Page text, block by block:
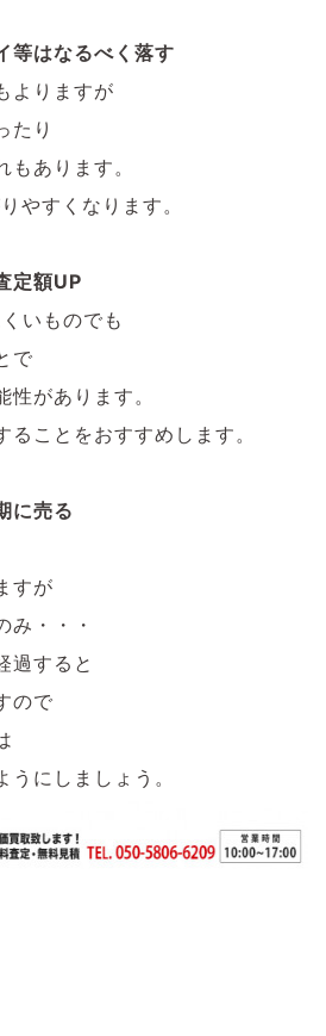
等はなるべく落す
よりますが
たり
あります。
やすくなります。
定額UP
いものでも
で
があります。
ことをおすすめします。
に売る
すが
み・・・
過すると
ので
にしましょう。